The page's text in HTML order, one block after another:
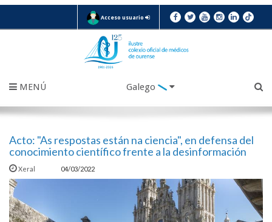
Acceso usuario
MENÚ Galego
Acto: "As respostas están na ciencia", en defensa del
conocimiento científico frente a la desinformación
Xeral 04/03/2022